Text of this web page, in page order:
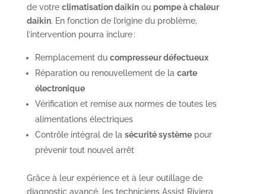
de votre climatisation daikinou pompe à chaleur
daikin. En fonction de l’origine du problème,
l’intervention pourra inclure :
Remplacement du compresseur défectueux
Réparation ou renouvellement de la carte
électronique
Vérification et remise aux normes de toutes les
alimentations électriques
Contrôle intégral de la sécurité systèmepour
prévenir tout nouvel arrêt
Grâce à leur expérience et à leur outillage de
diagnostic avancé, les techniciens Assist Riviera